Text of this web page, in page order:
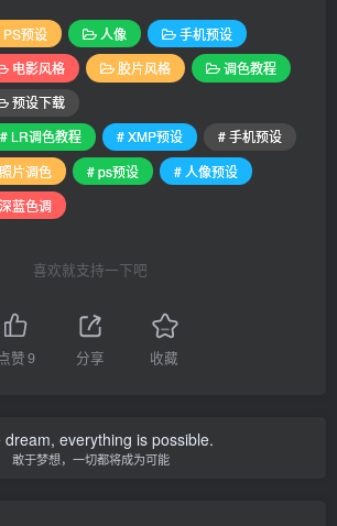
PS预设 人像
手机预设
电影风格 胶片风格
调色教程
预设下载
# LR调色教程 # XMP预设
# 手机预设
片调色 # ps预设
# 人像预设
蓝色调
喜欢就支持一下吧
点赞9 分享 收藏
dream, everything is possible.
敢于梦想，一切都将成为可能